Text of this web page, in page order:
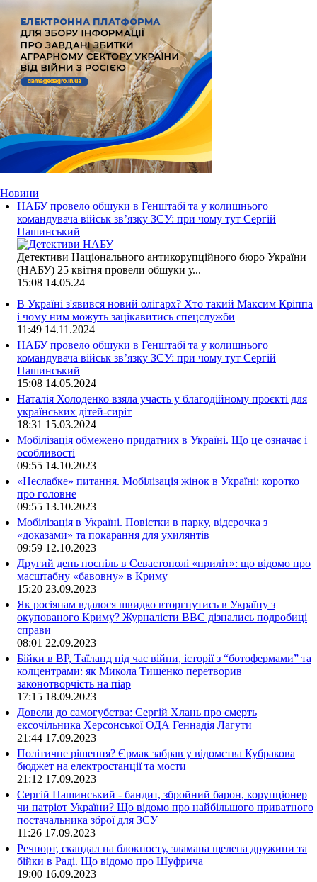
Новини
НАБУ провело обшуки в Генштабі та у колишнього
командувача військ зв’язку ЗСУ: при чому тут Сергій
Пашинський
Детективи Національного антикорупційного бюро України
(НАБУ) 25 квітня провели обшуки у...
15:08 14.05.24
В Україні з'явився новий олігарх? Хто такий Максим Кріппа
і чому ним можуть зацікавитись спецслужби
11:49 14.11.2024
НАБУ провело обшуки в Генштабі та у колишнього
командувача військ зв’язку ЗСУ: при чому тут Сергій
Пашинський
15:08 14.05.2024
Наталія Холоденко взяла участь у благодійному проєкті для
українських дітей-сиріт
18:31 15.03.2024
Мобілізація обмежено придатних в Україні. Що це означає і
особливості
09:55 14.10.2023
«Неслабке» питання. Мобілізація жінок в Україні: коротко
про головне
09:55 13.10.2023
Мобілізація в Україні. Повістки в парку, відсрочка з
«доказами» та покарання для ухилянтів
09:59 12.10.2023
Другий день поспіль в Севастополі «приліт»: що відомо про
масштабну «бавовну» в Криму
15:20 23.09.2023
Як росіянам вдалося швидко вторгнутись в Україну з
окупованого Криму? Журналісти ВВС дізнались подробиці
справи
08:01 22.09.2023
Бійки в ВР, Таїланд під час війни, історії з “ботофермами” та
колцентрами: як Микола Тищенко перетворив
законотворчість на піар
17:15 18.09.2023
Довели до самогубства: Сергій Хлань про смерть
ексочільника Херсонської ОДА Геннадія Лагути
21:44 17.09.2023
Політичне рішення? Єрмак забрав у відомства Кубракова
бюджет на електростанції та мости
21:12 17.09.2023
Сергій Пашинський - бандит, збройний барон, корупціонер
чи патріот України? Що відомо про найбільшого приватного
постачальника зброї для ЗСУ
11:26 17.09.2023
Речпорт, скандал на блокпосту, зламана щелепа дружини та
бійки в Раді. Що відомо про Шуфрича
19:00 16.09.2023